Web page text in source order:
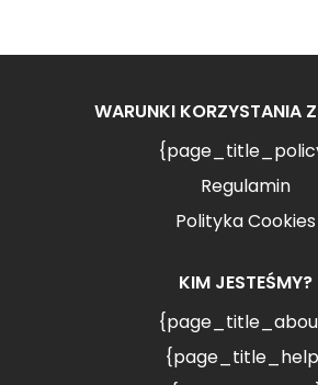
WARUNKI KORZYSTANIA
Regulamin
Polityka Cookies
KIM JESTEŚMY?